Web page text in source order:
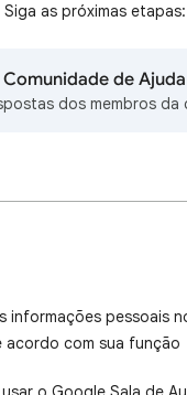
Siga as próximas etapas:
Comunidade de Ajuda
dos membros da
informações pessoais
acordo com sua função